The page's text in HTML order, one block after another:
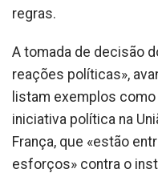
regras.
A tomada de decisão
reações políticas»,
listam exemplos como
iniciativa política na
França, que «estão
esforços» contra o